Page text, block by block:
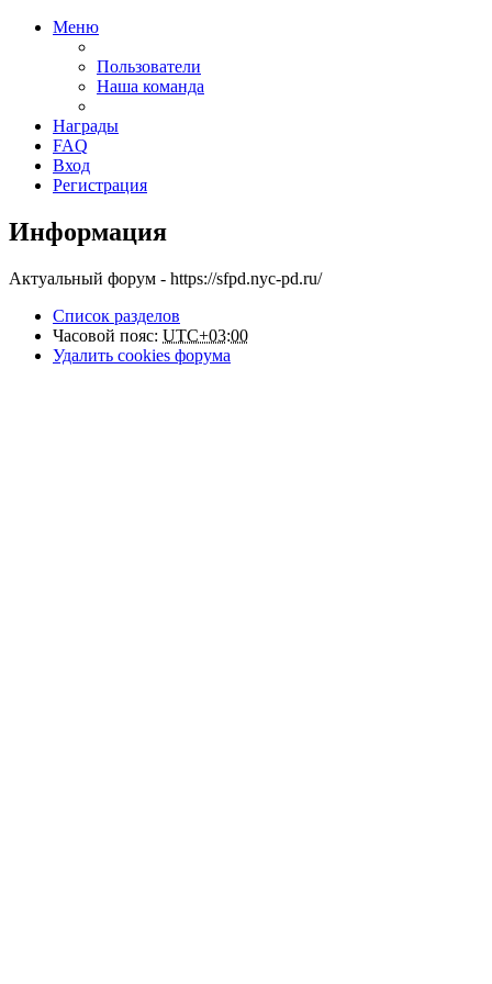
Меню
Пользователи
Наша команда
Награды
FAQ
Вход
Регистрация
Информация
Актуальный форум - https://sfpd.nyc-pd.ru/
Список разделов
Часовой пояс: UTC+03:00
Удалить cookies форума